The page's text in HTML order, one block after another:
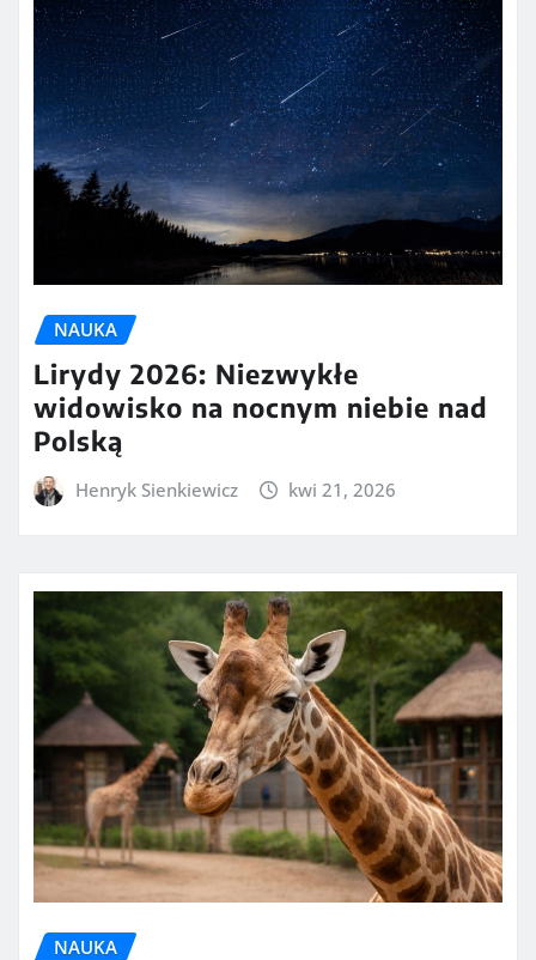
NAUKA
Lirydy 2026: Niezwykłe
widowisko na nocnym niebie nad
Polską
Henryk Sienkiewicz kwi 21, 2026
NAUKA